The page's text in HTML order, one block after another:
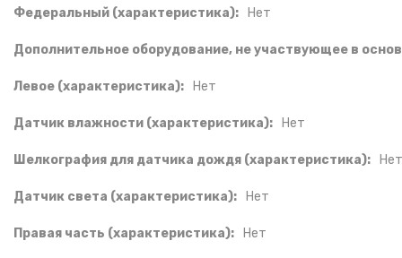
Федеральный (характеристика): Нет
Дополнительное оборудование, не участвующее в
Левое (характеристика): Нет
Датчик влажности (характеристика): Нет
Шелкография для датчика дождя (характеристика): Нет
Датчик света (характеристика): Нет
Правая часть (характеристика): Нет